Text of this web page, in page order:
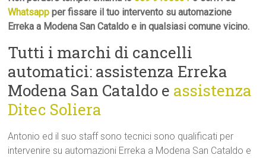
Whatsapp per fissare il tuo intervento su automazione
Erreka a Modena San Cataldo e in qualsiasi comune vicino.
Tutti i marchi di cancelli
automatici: assistenza Erreka
Modena San Cataldo e assistenza
Ditec Soliera
Antonio ed il suo staff sono tecnici sono qualificati per
intervenire su automazioni Erreka a Modena San Cataldo e